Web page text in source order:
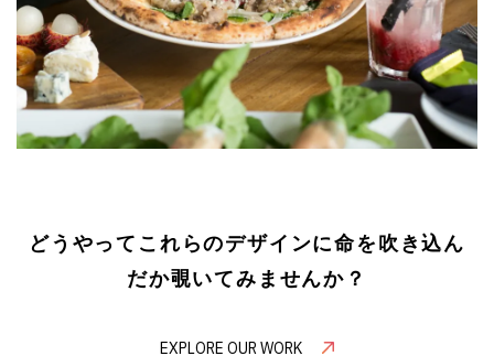
どうやってこれらのデザインに命を吹き込ん
だか覗いてみませんか？
EXPLORE OUR WORK